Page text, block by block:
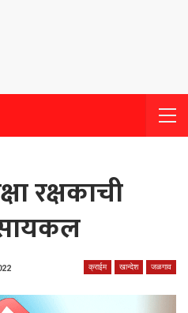
रक्षकाची
क्राईम खान्देश जळगाव